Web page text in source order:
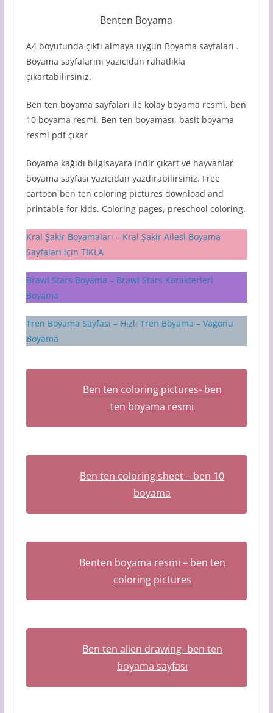
Benten Boyama
A4 boyutunda çıktı almaya uygun Boyama sayfaları .
Boyama sayfalarını yazıcıdan rahatlıkla
çıkartabilirsiniz.
Ben ten boyama sayfaları ile kolay boyama resmi, ben
10 boyama resmi. Ben ten boyaması, basit boyama
resmi pdf çıkar
Boyama kağıdı bilgisayara indir çıkart ve hayvanlar
boyama sayfası yazıcıdan yazdırabilirsiniz. Free
cartoon ben ten coloring pictures download and
printable for kids. Coloring pages, preschool coloring.
Kral Şakir Boyamaları – Kral Şakir Ailesi Boyama
Sayfaları için TIKLA
Brawl Stars Boyama – Brawl Stars Karakterleri
Boyama
Tren Boyama Sayfası – Hızlı Tren Boyama – Vagonu
Boyama
Ben ten coloring pictures- ben
ten boyama resmi
Ben ten coloring sheet – ben 10
boyama
Benten boyama resmi – ben ten
coloring pictures
Ben ten alien drawing- ben ten
boyama sayfası